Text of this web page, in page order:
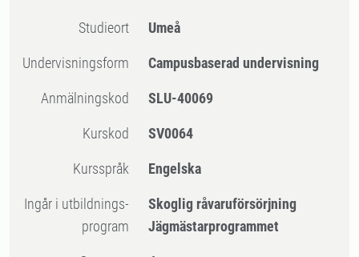
Studieort Umeå
Undervisningsform Campusbaserad undervisning
Anmälningskod SLU-40069
Kurskod SV0064
Kursspråk Engelska
Ingår i utbildnings-
program
Skoglig råvaruförsörjning
Jägmästarprogrammet